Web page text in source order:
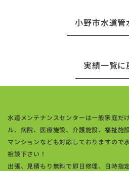
小野市水道管
実績一覧に
水道メンテナンスセンターは一般家庭だ
ル、病院、医療施設、介護施設、福祉施
マンションなども対応しておりますので
相談下さい！
出張、見積もり無料で即日修理、日時指